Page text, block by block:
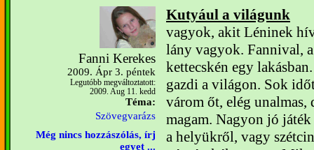
Fanni Kerekes
2009. Ápr 3. péntek
Legutóbb megváltoztatott:
2009. Aug 11. kedd
Téma:
Szövegvarázs
Még nincs hozzászólás, írj
egyet ...
Kutyául a világunk
vagyok, akit Léninek
lány vagyok. Fannival,
kettecskén egy
gazdi a világon. Sok
várom őt, elég
magam. Nagyon jó
a helyükről, vagy